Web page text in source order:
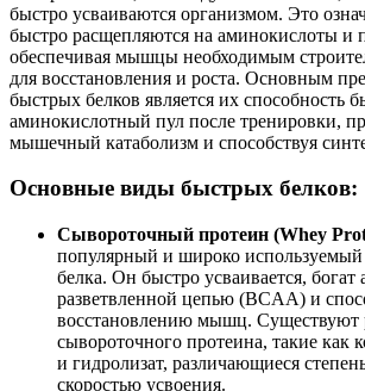
быстро усваиваются организмом. Это
быстро расщепляются на аминокислоты и
обеспечивая мышцы необходимым
для восстановления и роста. Основным
быстрых белков является их способность
аминокислотный пул после тренировки,
мышечный катаболизм и способствуя
Основные виды быстрых белков:
Сывороточный протеин (Whey
популярный и широко используемый
белка. Он быстро усваивается,
разветвленной цепью (BCAA) и
восстановлению мышц. Существуют
сывороточного протеина, такие как
и гидролизат, различающиеся
скоростью усвоения.